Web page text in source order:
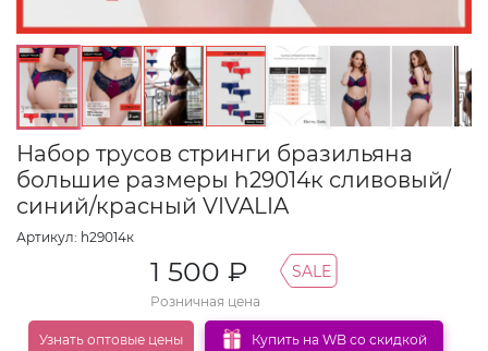
Набор трусов стринги бразильяна
большие размеры h29014к сливовый/
синий/красный VIVALIA
Артикул: h29014к
1 500 ₽
Розничная цена
SALE
Узнать оптовые цены Купить на WB со скидкой